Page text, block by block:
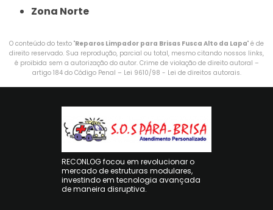
Zona Norte
O conteúdo do texto "Reparos Limpador para Brisas Fusca Alto da Lapa" é de
direito reservado. Sua reprodução, parcial ou total, mesmo citando nossos links,
é proibida sem a autorização do autor. Crime de violação de direito autoral –
artigo 184 do Código Penal – Lei 9610/98 - Lei de direitos autorais.
RECONLOG focou em revolucionar o
mercado de estruturas modulares,
investindo em tecnologia avançada
de maneira disruptiva.